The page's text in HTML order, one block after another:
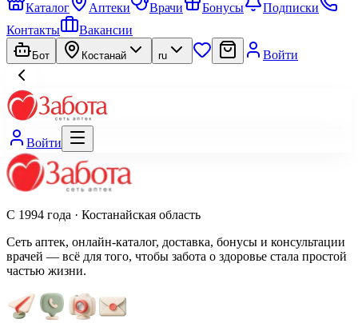
Каталог
Аптеки Врачи Бонусы
Подписки
Контакты
Вакансии
Бот Костанай ru Войти
Войти
С 1994 года · Костанайская область
Сеть аптек, онлайн-каталог, доставка, бонусы и консультации
врачей — всё для того, чтобы забота о здоровье стала простой
частью жизни.